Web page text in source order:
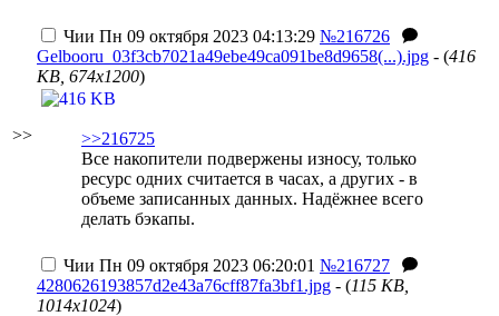
>>
Чии Пн 09 октября 2023 04:13:29 №216726
Gelbooru_03f3cb7021a49ebe49ca091be8d9658(...).jpg - (416
KB, 674x1200)
>>216725
Все накопители подвержены износу, только
ресурс одних считается в часах, а других - в
объеме записанных данных. Надёжнее всего
делать бэкапы.
Чии Пн 09 октября 2023 06:20:01 №216727
4280626193857d2e43a76cff87fa3bf1.jpg - (115 KB,
1014x1024)